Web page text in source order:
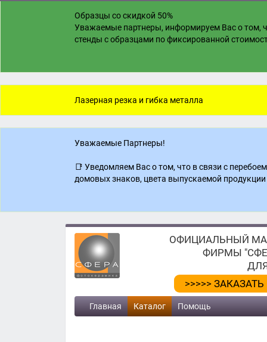
Образцы со скидкой 50%
Уважаемые партнеры, информируем Вас о том,
стенды с образцами по фиксированной
Лазерная резка и гибка металла
Уважаемые Партнеры!
📑 Уведомляем Вас о том, что в связи с
домовых знаков, цвета выпускаемой
ОФИЦИАЛЬНЫЙ
ФИРМЫ
>>>>>
Главная Каталог Помощь